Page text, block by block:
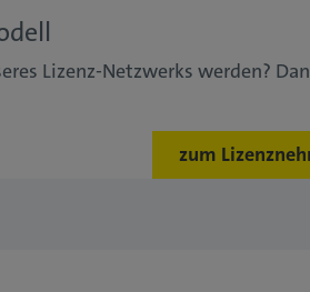
Lizenz-Netzwerks werden?
zum